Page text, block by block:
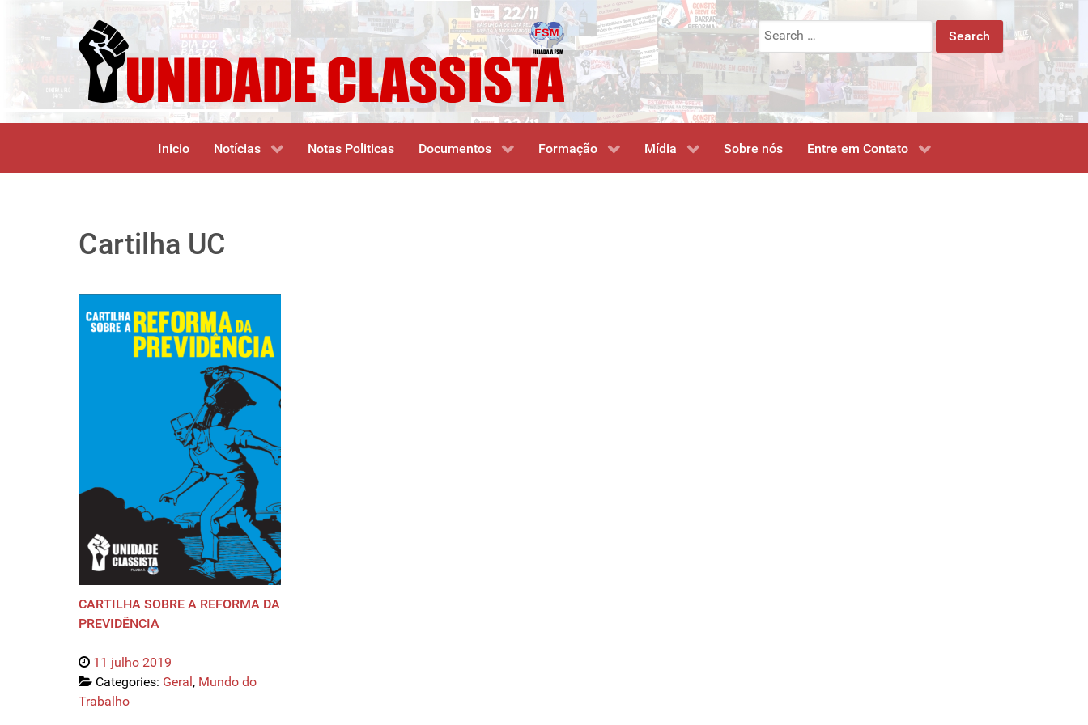
Search
for:
Inicio Notícias Notas Politicas Documentos Formação Mídia Sobre nós Entre em Contato
Cartilha UC
CARTILHA SOBRE A REFORMA DA
PREVIDÊNCIA
11 julho 2019
Categories: Geral , Mundo do
Trabalho